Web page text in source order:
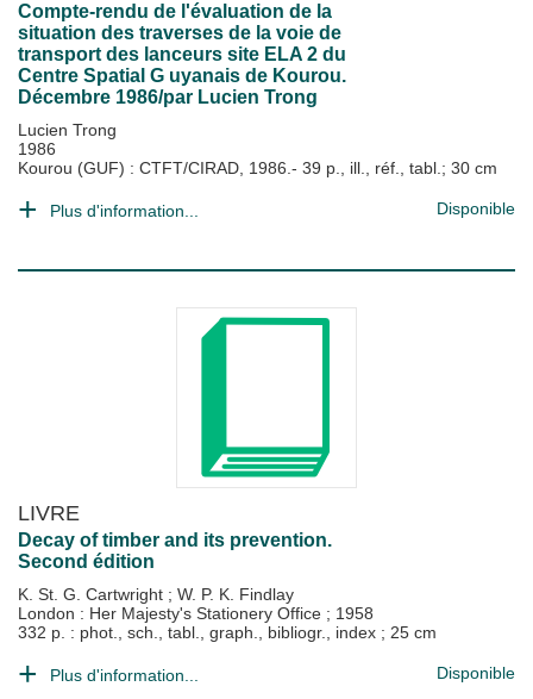
Compte-rendu de l'évaluation de la
situation des traverses de la voie de
transport des lanceurs site ELA 2 du
Centre Spatial G uyanais de Kourou.
Décembre 1986/par Lucien Trong
Lucien Trong
1986
Kourou (GUF) : CTFT/CIRAD, 1986.- 39 p., ill., réf., tabl.; 30 cm
Plus d'information... Disponible
LIVRE
Decay of timber and its prevention.
Second édition
K. St. G. Cartwright ; W. P. K. Findlay
London : Her Majesty's Stationery Office ; 1958
332 p. : phot., sch., tabl., graph., bibliogr., index ; 25 cm
Plus d'information... Disponible